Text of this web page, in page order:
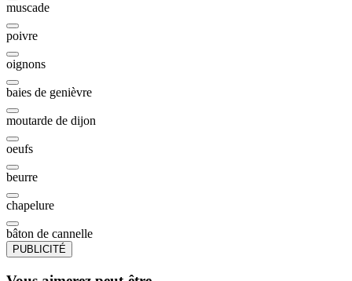
muscade
poivre
oignons
baies de genièvre
moutarde de dijon
oeufs
beurre
chapelure
bâton de cannelle
PUBLICITÉ